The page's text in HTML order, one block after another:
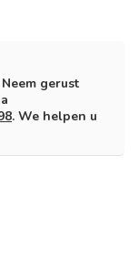
gerust
. We helpen u